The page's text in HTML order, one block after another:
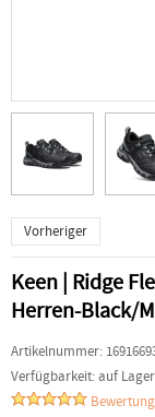
Vorheriger
Keen | Ridge
Herren-Black/
Artikelnummer:
Verfügbarkeit:auf Lager